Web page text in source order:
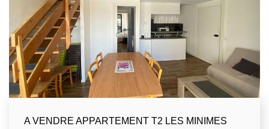
A VENDRE APPARTEMENT T2 LES MINIMES